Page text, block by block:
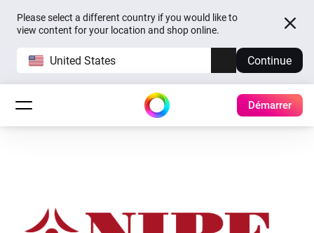
Please select a different country if you would like to
view content for your location and shop online.
United States Continue
Démarrer